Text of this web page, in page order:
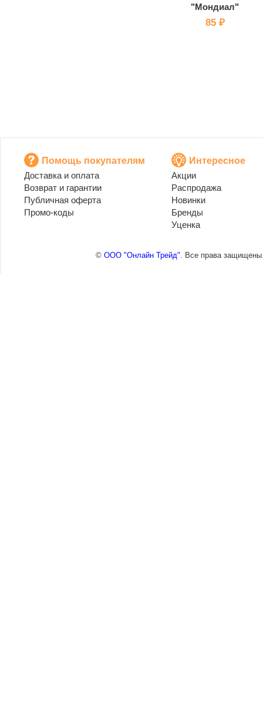
"Мондиал"
85 ₽
Помощь покупателям
Доставка и оплата
Возврат и гарантии
Публичная оферта
Промо-коды
Интересное
Акции
Распродажа
Новинки
Бренды
Уценка
© ООО "Онлайн Трейд". Все права